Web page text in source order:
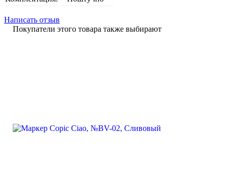
Написать отзыв
Покупатели этого товара также выбирают